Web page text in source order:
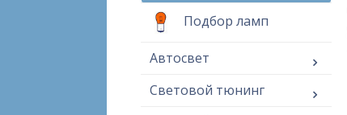
Подбор ламп
Автосвет
Световой тюнинг